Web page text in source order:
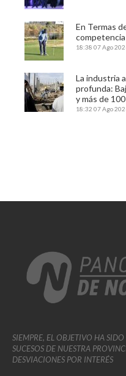
En Termas
18:38 07 Ago
La industria
profunda:
y más de
18:32 07 Ago
SIEMPRE, EL OBJETIVO HA
SUCESOS DE NUESTRA
DESVIACIONES POR INTERÉS